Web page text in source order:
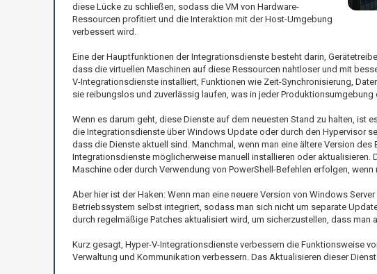
diese Lücke zu schließen, sodass die VM von Hardware-
Ressourcen profitiert und die Interaktion mit der Host-Umgebung
verbessert wird.
Eine der Hauptfunktionen der Integrationsdienste besteht darin,
dass die virtuellen Maschinen auf diese Ressourcen nahtloser und mit
V-Integrationsdienste installiert, Funktionen wie Zeit-Synchronisierung,
sie reibungslos und zuverlässig laufen, was in jeder Produktionsumgebung
Wenn es darum geht, diese Dienste auf dem neuesten Stand zu halten,
die Integrationsdienste über Windows Update oder durch den Hypervisor
dass die Dienste aktuell sind. Manchmal, wenn man eine ältere Version
Integrationsdienste möglicherweise manuell installieren oder aktualisieren.
Maschine oder durch Verwendung von PowerShell-Befehlen erfolgen,
Aber hier ist der Haken: Wenn man eine neuere Version von Windows
Betriebssystem selbst integriert, sodass man sich nicht um separate
durch regelmäßige Patches aktualisiert wird, um sicherzustellen, dass man
Kurz gesagt, Hyper-V-Integrationsdienste verbessern die Funktionsweise
Verwaltung und Kommunikation verbessern. Das Aktualisieren dieser